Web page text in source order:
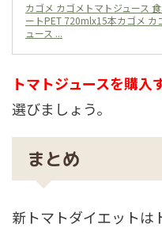
カゴメ カゴメトマトジュース
ートPET 720mlx15本カゴメ カ
ュース ...
トマトジュースを購入
選びましょう。
まとめ
新トマトダイエットは